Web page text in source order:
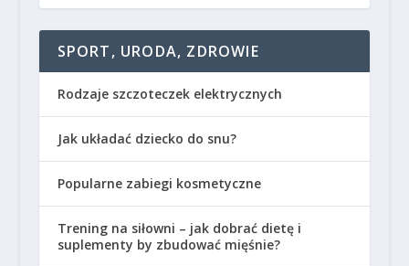
SPORT, URODA, ZDROWIE
Rodzaje szczoteczek elektrycznych
Jak układać dziecko do snu?
Popularne zabiegi kosmetyczne
Trening na siłowni – jak dobrać dietę i
suplementy by zbudować mięśnie?